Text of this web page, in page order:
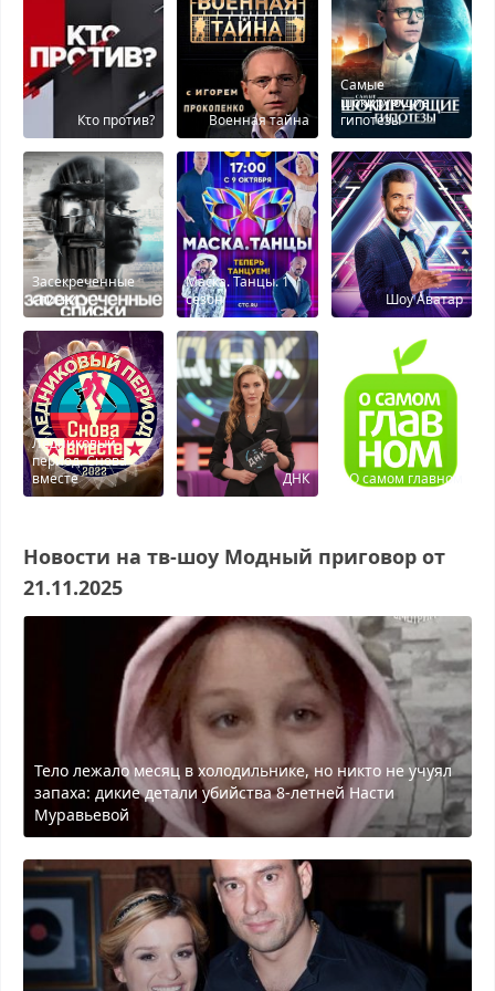
Кτо против? Военная тайна
Самые
шокирующие
гипотезы
Засекреченные
списки
Маска. Танцы. 1
сезон
Шоу Аватар
Ледниковый
период. Снова
вместе
ДНК О самом главном
Новости на тв-шоу Модный приговор от
21.11.2025
Тело лежало месяц в холодильнике, но никто не учуял
запаха: дикие детали убийства 8-летней Насти
Муравьевой